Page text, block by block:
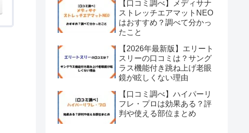
【口コミ調べ】メディサナ
ストレッチエアマットNEO
はおすすめ？調べて分かっ
たこと
【2026年最新版】エリート
スリーの口コミは？サング
ラス機能付き跳ね上げ老眼
鏡が眩しくない理由
【口コミ調べ】ハイパーリ
フレ・プロは効果ある？評
判や使える部位まとめ